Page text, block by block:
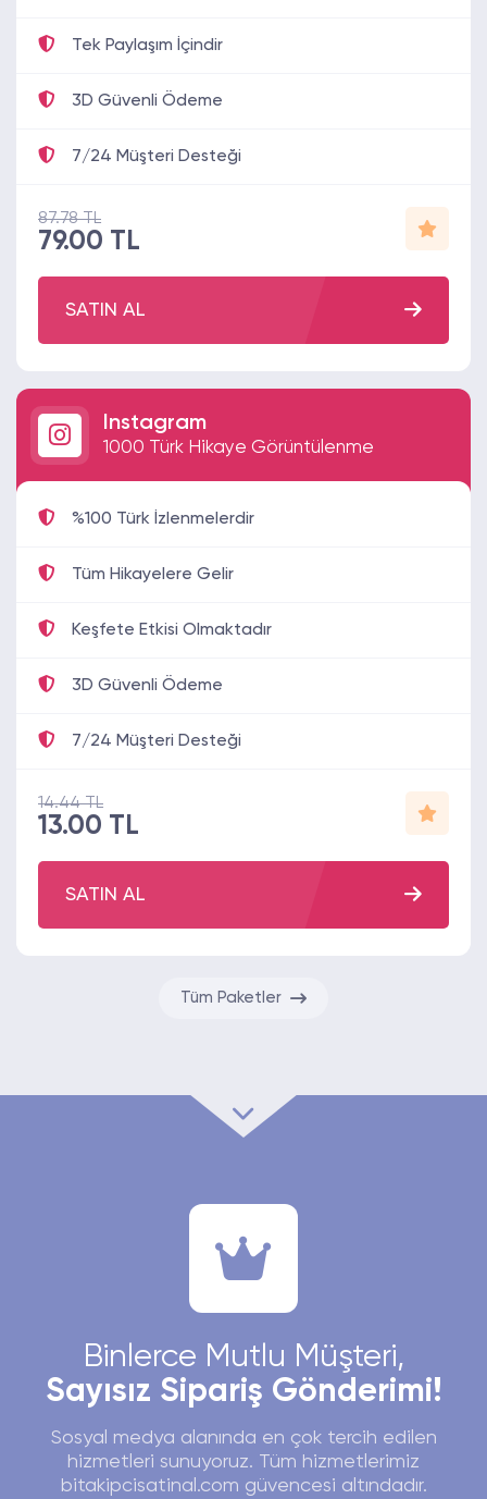
Tek Paylaşım İçindir
3D Güvenli Ödeme
7/24 Müşteri Desteği
87.78 TL
79.00 TL
SATIN AL
Instagram
1000 Türk Hikaye Görüntülenme
%100 Türk İzlenmelerdir
Tüm Hikayelere Gelir
Keşfete Etkisi Olmaktadır
3D Güvenli Ödeme
7/24 Müşteri Desteği
14.44 TL
13.00 TL
SATIN AL
Tüm Paketler
Binlerce Mutlu Müşteri,
Sayısız Sipariş Gönderimi!
Sosyal medya alanında en çok tercih edilen
hizmetleri sunuyoruz. Tüm hizmetlerimiz
bitakipcisatinal.com güvencesi altındadır.